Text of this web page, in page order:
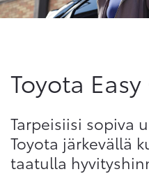
Toyota
Tarpeisiisi sopiva
Toyota järkevällä
taatulla